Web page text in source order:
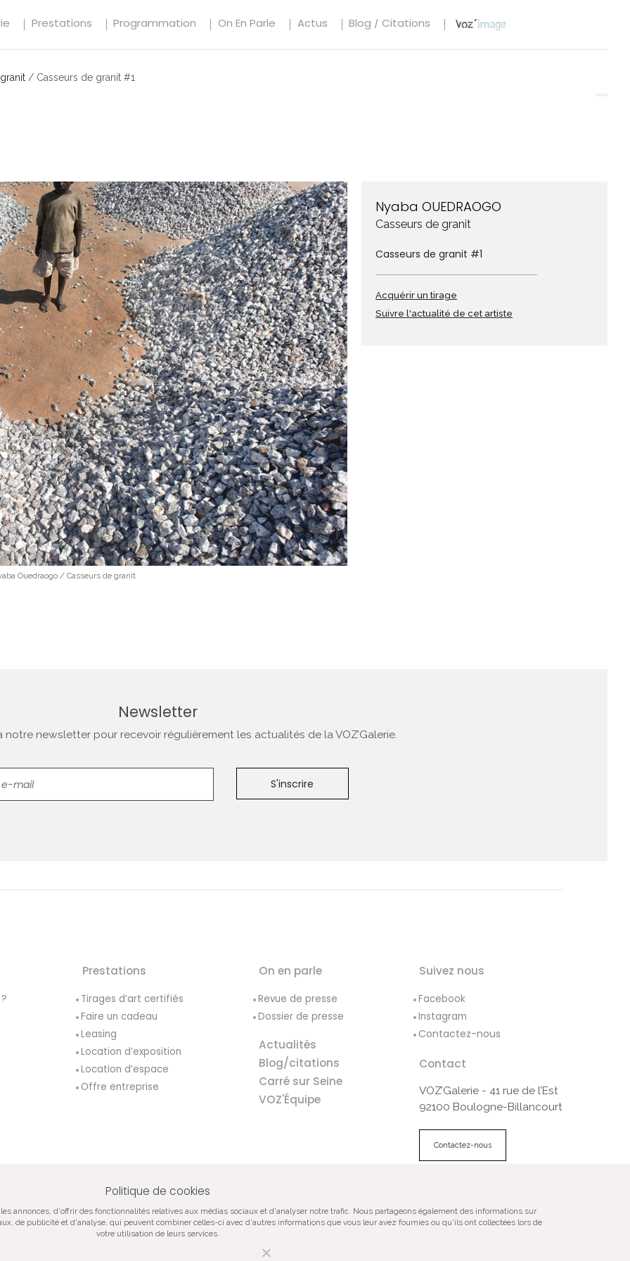
Prestations Programmation On En Parle Actus Blog / Citations
/ Casseurs de granit #1
Ouedraogo / Casseurs de granit
Nyaba OUEDRAOGO
Casseurs de granit
Casseurs de granit #1
Acquérir un tirage
Suivre l'actualité de cet artiste
Newsletter
newsletter pour recevoir régulièrement les actualités de la VOZ’Galerie.
Prestations
Tirages d’art certifiés
Faire un cadeau
Leasing
Location d’exposition
Location d’espace
Offre entreprise
On en parle
Revue de presse
Dossier de presse
Actualités
Blog/citations
Carré sur Seine
VOZ'Équipe
Suivez nous
Facebook
Instagram
Contactez-nous
Contact
VOZ’Galerie - 41 rue de l’Est
92100 Boulogne-Billancourt
Contactez-nous
Politique de cookies
annonces, d'offrir des fonctionnalités relatives aux médias sociaux et d'analyser notre trafic. Nous partageons également des informations sur
de publicité et d'analyse, qui peuvent combiner celles-ci avec d'autres informations que vous leur avez fournies ou qu'ils ont collectées lors de
votre utilisation de leurs services.